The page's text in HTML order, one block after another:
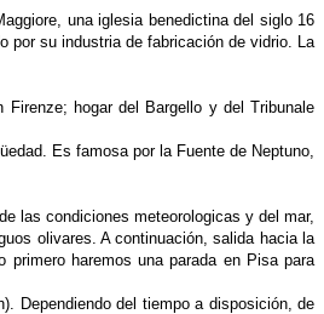
una iglesia benedictina del siglo 16
por su industria de fabricación de vidrio. La
Firenze; hogar del Bargello y del Tribunale
Es famosa por la Fuente de Neptuno,
de las condiciones meteorologicas y del mar,
olivares. A continuación, salida hacia la
haremos una parada en Pisa para
Dependiendo del tiempo a disposición, de